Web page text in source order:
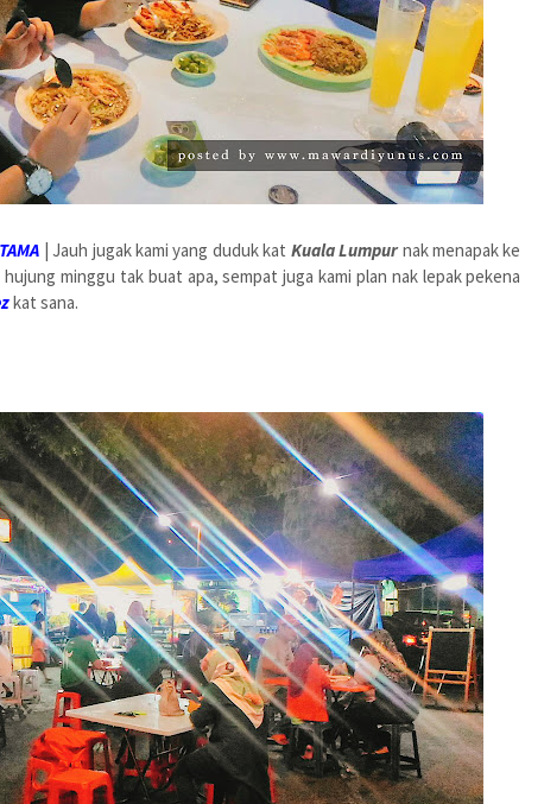
| Jauh jugak kami yang duduk kat Kuala Lumpurnak menapak ke
minggu tak buat apa, sempat juga kami plan nak lepak pekena
kat sana.